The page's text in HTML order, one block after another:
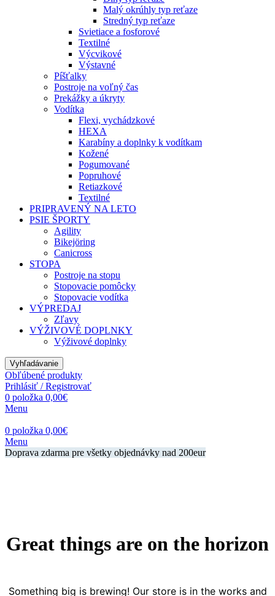
Malý okrúhly typ reťaze
Stredný typ reťaze
Svietiace a fosforové
Textilné
Výcvikové
Výstavné
Píšťalky
Postroje na voľný čas
Prekážky a úkryty
Vodítka
Flexi, vychádzkové
HEXA
Karabíny a doplnky k vodítkam
Kožené
Pogumované
Popruhové
Retiazkové
Textilné
PRIPRAVENÝ NA LETO
PSIE ŠPORTY
Agility
Bikejöring
Canicross
STOPA
Postroje na stopu
Stopovacie pomôcky
Stopovacie vodítka
VÝPREDAJ
Zľavy
VÝŽIVOVÉ DOPLNKY
Výživové doplnky
Vyhľadávanie
Obľúbené produkty
Prihlásiť / Registrovať
0 položka 0,00€
Menu
0 položka 0,00€
Menu
Doprava zdarma pre všetky objednávky nad 200eur
Great things are on the horizon
Something big is brewing! Our store is in the works and